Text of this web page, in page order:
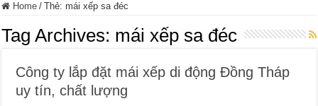
Home / Thẻ:mái xếp sa đéc
Tag Archives: mái xếp sa đéc
Công ty lắp đặt mái xếp di động Đồng Tháp
uy tín, chất lượng